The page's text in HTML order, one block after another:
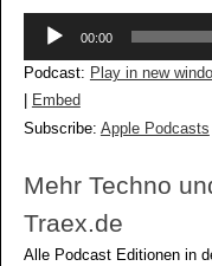
Audio-
00:00
Podcast: Play in new
Embed
Subscribe: Apple Podcasts
Mehr Techno
Traex.de
Alle Podcast Editionen in